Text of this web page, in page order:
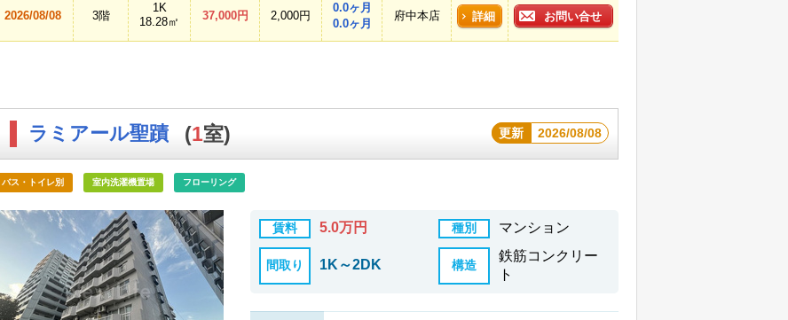
2026/08/08 3階
1K
18.28㎡
37,000円 2,000円
0.0ヶ月
0.0ヶ月
府中本店 詳細 お問い合せ
ラミアール聖蹟 (1室) 更新 2026/08/08
バス・トイレ別 室内洗濯機置場 フローリング
賃料 5.0万円 種別 マンション
間取り 1K～2DK 構造
鉄筋コンクリー
ト